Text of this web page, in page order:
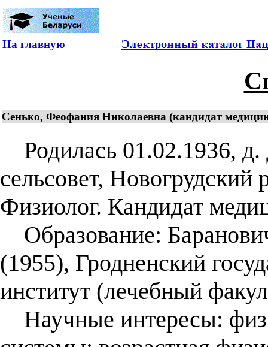
На главную
Сенько, Феофания Николаевна (кандидат
Родилась 01.02.1936,
сельсовет, Новогрудский
Физиолог. Кандидат
Образование:
(1955), Гродненский
институт (лечебный
Научные интересы: